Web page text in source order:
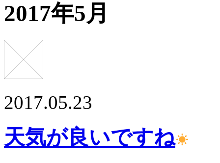
2017年5月
2017.05.23
天気が良いですね